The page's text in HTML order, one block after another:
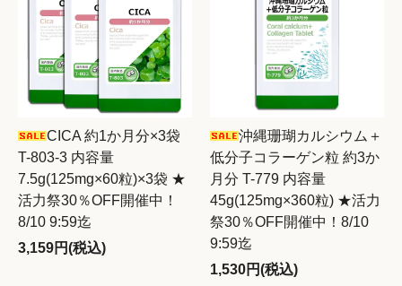
CICA 約1か月分×3袋
T-803-3 内容量
7.5g(125mg×60粒)×3袋 ★
活力祭30％OFF開催中！
8/10 9:59迄
3,159円(税込)
沖縄珊瑚カルシウム＋
低分子コラーゲン粒 約3か
月分 T-779 内容量
45g(125mg×360粒) ★活力
祭30％OFF開催中！8/10
9:59迄
1,530円(税込)